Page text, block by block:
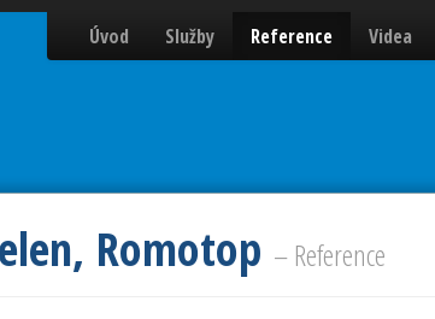
Úvod Služby Reference Videa
Romotop – Reference